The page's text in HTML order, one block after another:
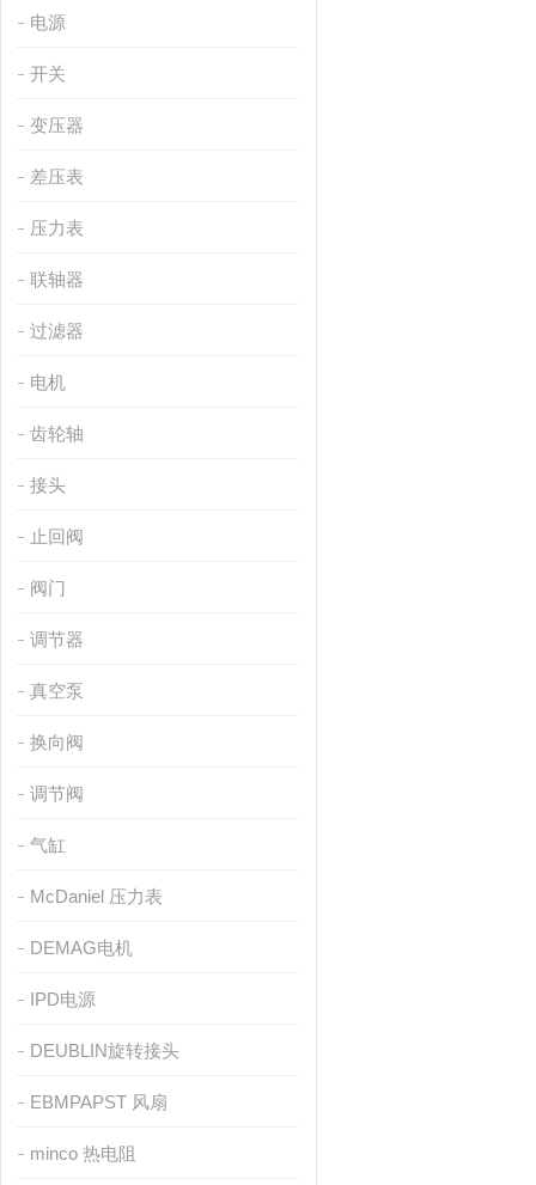
电源
开关
变压器
差压表
压力表
联轴器
过滤器
电机
齿轮轴
接头
止回阀
阀门
调节器
真空泵
换向阀
调节阀
气缸
McDaniel 压力表
DEMAG电机
IPD电源
DEUBLIN旋转接头
EBMPAPST 风扇
minco 热电阻